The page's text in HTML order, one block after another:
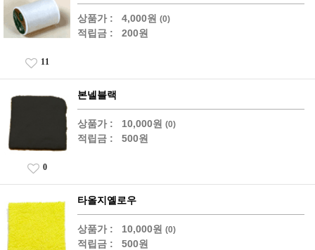
상품가 : 4,000원 (0)
적립금 : 200원
11
본넬블랙
상품가 : 10,000원 (0)
적립금 : 500원
0
타올지옐로우
상품가 : 10,000원 (0)
적립금 : 500원